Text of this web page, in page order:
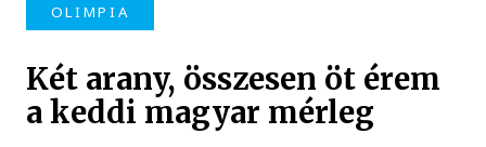
OLIMPIA
Két arany, összesen öt érem
a keddi magyar mérleg